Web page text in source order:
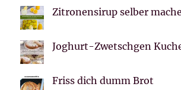
Zitronensirup selber
Joghurt-Zwetschgen
Friss dich dumm Brot